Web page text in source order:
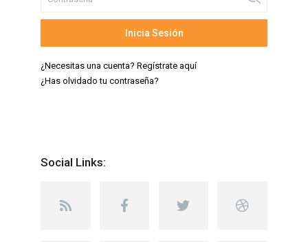
Inicia Sesión
¿Necesitas una cuenta? Regístrate aquí
¿Has olvidado tu contraseña?
Social Links: